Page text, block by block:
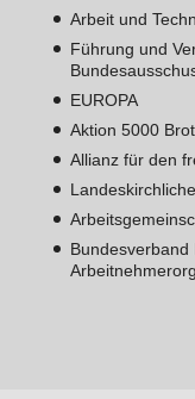
Arbeit und
Führung und
EUROPA
Aktion 5000
Allianz für den
Bundesverband